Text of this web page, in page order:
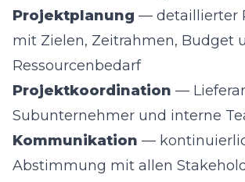
Projektplanung — detaillierter
mit Zielen, Zeitrahmen, Budget
Ressourcenbedarf
Projektkoordination —
Subunternehmer und interne
Kommunikation —
Abstimmung mit allen